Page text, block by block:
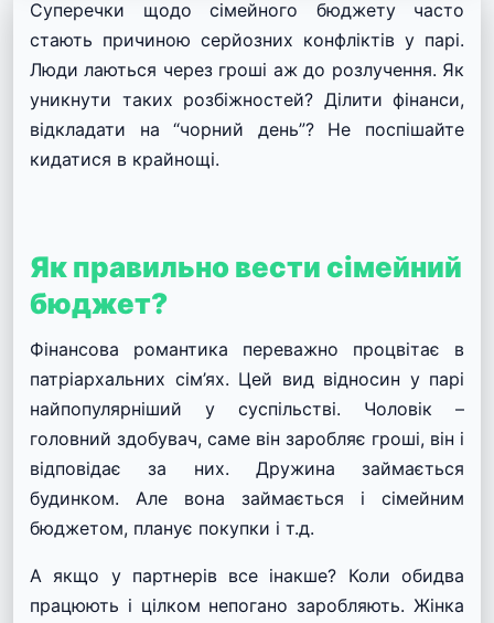
Суперечки щодо сімейного бюджету часто
стають причиною серйозних конфліктів у парі.
Люди лаються через гроші аж до розлучення. Як
уникнути таких розбіжностей? Ділити фінанси,
відкладати на “чорний день”? Не поспішайте
кидатися в крайнощі.
Як правильно вести сімейний
бюджет?
Фінансова романтика переважно процвітає в
патріархальних сім’ях. Цей вид відносин у парі
найпопулярніший у суспільстві. Чоловік –
головний здобувач, саме він заробляє гроші, він і
відповідає за них. Дружина займається
будинком. Але вона займається і сімейним
бюджетом, планує покупки і т.д.
А якщо у партнерів все інакше? Коли обидва
працюють і цілком непогано заробляють. Жінка